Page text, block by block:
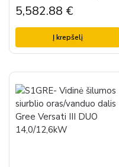
5,582.88 €
Į krepšelį